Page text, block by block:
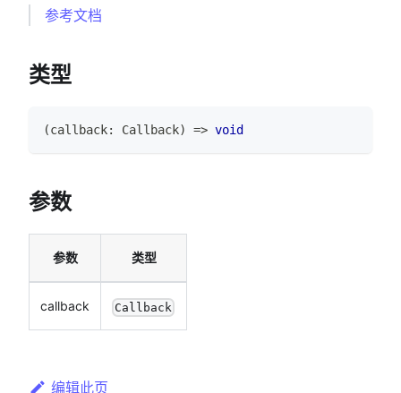
参考文档
类型
(callback: Callback) => void
参数
参数 类型
callback Callback
编辑此页